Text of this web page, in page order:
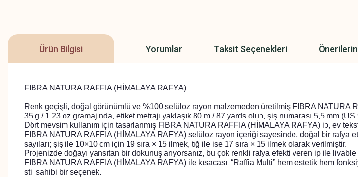
Ürün Bilgisi Yorumlar Taksit Seçenekleri
FIBRA NATURA RAFFIA (HİMALAYA RAFYA)
Renk geçişli, doğal görünümlü ve %100 selüloz rayon malzemeden üretilmiş FIBRA NATURA
35 g / 1,23 oz gramajında, etiket metrajı yaklaşık 80 m / 87 yards olup, şiş numarası 5,5 mm
Dört mevsim kullanım için tasarlanmış FIBRA NATURA RAFFIA (HİMALAYA RAFYA) ip, ev
FIBRA NATURA RAFFIA (HİMALAYA RAFYA) selüloz rayon içeriği sayesinde, doğal bir rafya
sayıları; şiş ile 10×10 cm için 19 sıra × 15 ilmek, tığ ile ise 17 sıra × 15 ilmek olarak verilmiştir.
Projenizde doğayı yansıtan bir dokunuş arıyorsanız, bu çok renkli rafya efekti veren ip ile
FIBRA NATURA RAFFIA (HİMALAYA RAFYA) ile kısacası, “Raffia Multi” hem estetik hem
stil sahibi bir seçenek.